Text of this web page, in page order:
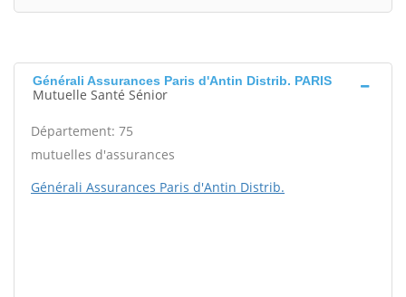
Générali Assurances Paris d'Antin Distrib. PARIS
Mutuelle Santé Sénior
Département: 75
mutuelles d'assurances
Générali Assurances Paris d'Antin Distrib.